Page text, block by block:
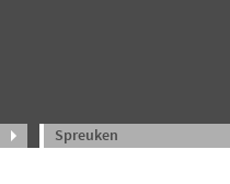
Spreuken